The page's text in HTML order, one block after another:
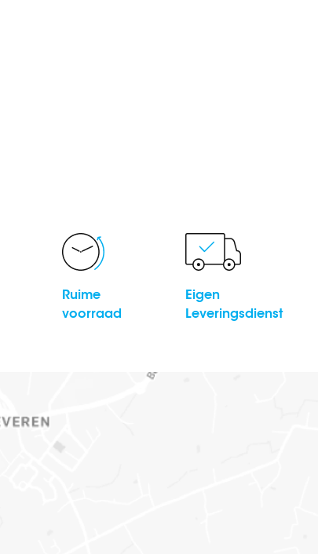
Ruime
voorraad
Eigen
Leveringsdienst